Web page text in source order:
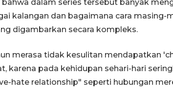
dalam series tersebut banyak
kalangan dan bagaimana cara masing-
digambarkan secara kompleks.
merasa tidak kesulitan mendapatkan
karena pada kehidupan sehari-hari
hate relationship" seperti hubungan